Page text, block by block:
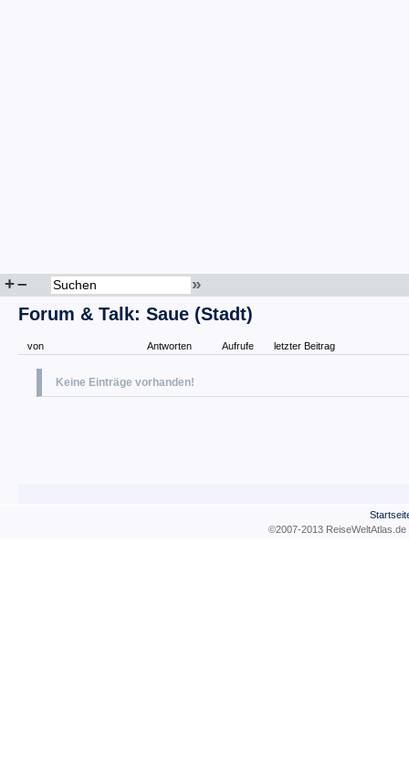
+– »
Forum & Talk: Saue (Stadt)
von Antworten Aufrufe letzter Beitrag
Keine Einträge vorhanden!
©2007-2013